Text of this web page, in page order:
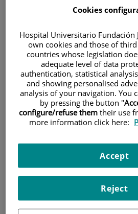
Investigación
Docencia
Cookies
Hospital Universitario Fundación
own cookies and those of
countries whose legislation
adequate level of data
authentication, statistical
and showing personalised
analysis of your navigation. You
by pressing the button "
configure/refuse them their use
more information click here:
Reject
Accept